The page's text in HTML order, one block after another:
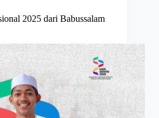
2025 dari Babussalam